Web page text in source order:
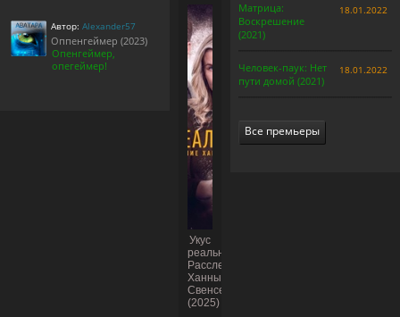
Укус
реальности:
Расследование
Ханны
Свенсен
(2025)
Автор: Alexander57
Оппенгеймер (2023)
Опенгеймер,
опегеймер!
Матрица:
Воскрешение
(2021)
18.01.2022
Человек-паук: Нет
пути домой (2021)
18.01.2022
Все премьеры